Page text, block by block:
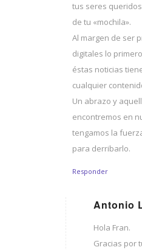
tus seres
de tu «mochila».
Al margen de ser
digitales lo
éstas noticias
cualquier
Un abrazo y
encontremos en
tengamos la
para derribarlo.
Responder
Antonio
Hola Fran.
Gracias por